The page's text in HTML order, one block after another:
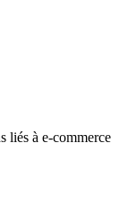
liés à e-commerce